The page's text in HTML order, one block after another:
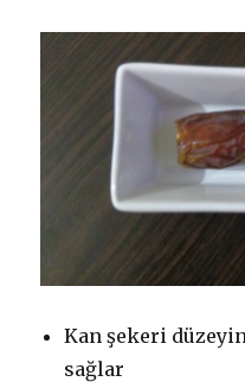
Kan şekeri
sağlar